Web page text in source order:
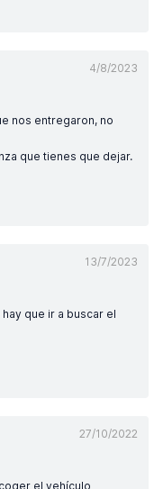
4/8/2023
nos entregaron, no
que tienes que dejar.
13/7/2023
que ir a buscar el
27/10/2022
el vehículo